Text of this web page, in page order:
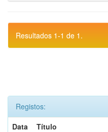
Resultados 1-1 de 1.
Registos:
Data
Título